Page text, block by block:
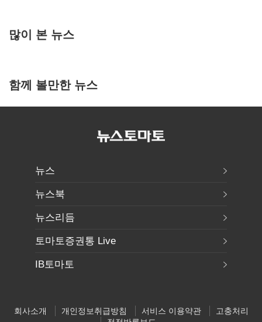
많이 본 뉴스
함께 볼만한 뉴스
뉴스
뉴스북
뉴스리듬
토마토증권통 Live
IB토마토
회사소개 개인정보취급방침 서비스 이용약관
고충처리